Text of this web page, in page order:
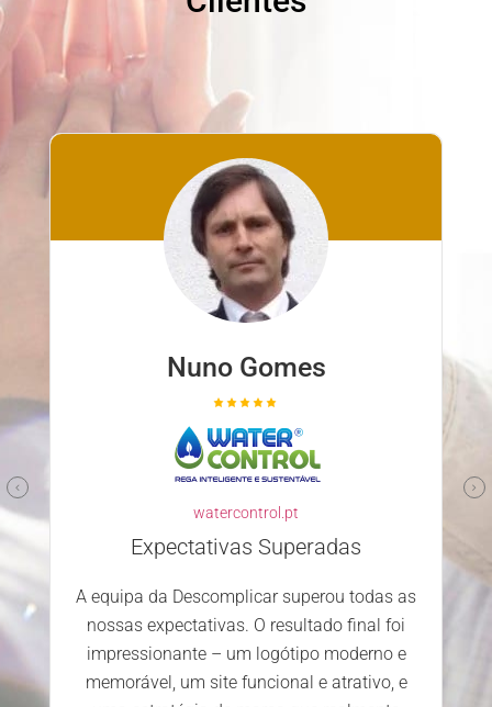
Nuno Gomes
watercontrol.pt
Expectativas Superadas
A equipa da Descomplicar superou todas as
nossas expectativas. O resultado final foi
impressionante – um logótipo moderno e
memorável, um site funcional e atrativo, e